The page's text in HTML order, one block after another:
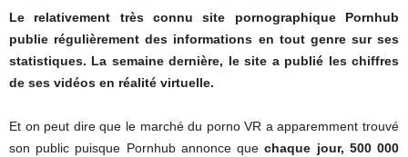
Le relativement très connu site pornographique Pornhub
publie régulièrement des informations en tout genre sur ses
statistiques. La semaine dernière, le site a publié les chiffres
de ses vidéos en réalité virtuelle.
Et on peut dire que le marché du porno VR a apparemment trouvé
son public puisque Pornhub annonce quechaque jour, 500 000